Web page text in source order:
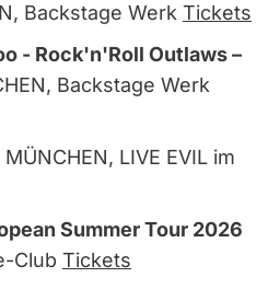
Backstage Werk Tickets
- Rock'n'Roll Outlaws –
Backstage Werk
| MÜNCHEN, LIVE EVIL im
Summer Tour 2026
Club Tickets